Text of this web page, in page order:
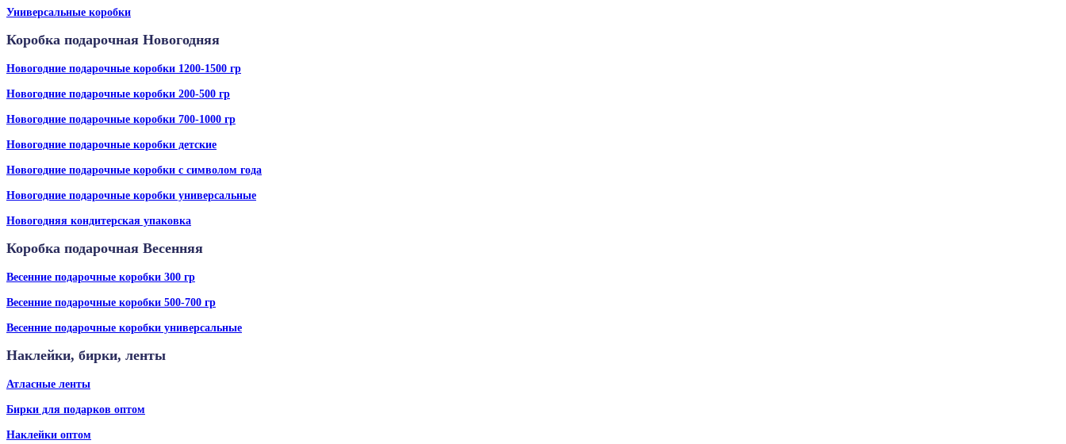
Универсальные коробки
Коробка подарочная Новогодняя
Новогодние подарочные коробки 1200-1500 гр
Новогодние подарочные коробки 200-500 гр
Новогодние подарочные коробки 700-1000 гр
Новогодние подарочные коробки детские
Новогодние подарочные коробки с символом года
Новогодние подарочные коробки универсальные
Новогодняя кондитерская упаковка
Коробка подарочная Весенняя
Весенние подарочные коробки 300 гр
Весенние подарочные коробки 500-700 гр
Весенние подарочные коробки универсальные
Наклейки, бирки, ленты
Атласные ленты
Бирки для подарков оптом
Наклейки оптом